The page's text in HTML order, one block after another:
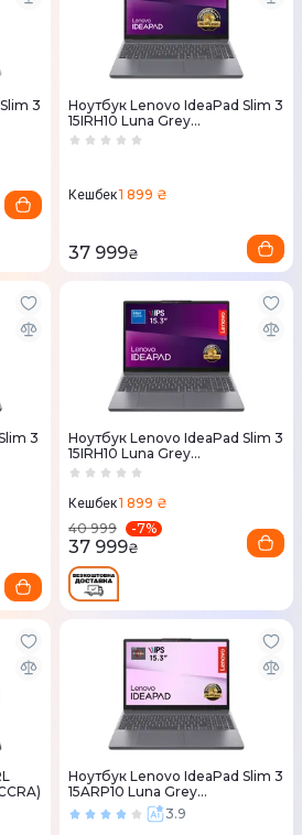
3
Ноутбук Lenovo IdeaPad Slim 3
15IRH10 Luna Grey
(83K100V0RA)
Кешбек1 899 ₴
37 999₴
3
Ноутбук Lenovo IdeaPad Slim 3
15IRH10 Luna Grey
(83K100YSRA)
Кешбек1 899 ₴
40 999
-7%
37 999₴
Ноутбук Lenovo IdeaPad Slim 3
15ARP10 Luna Grey
(83K700TXRA)3.9